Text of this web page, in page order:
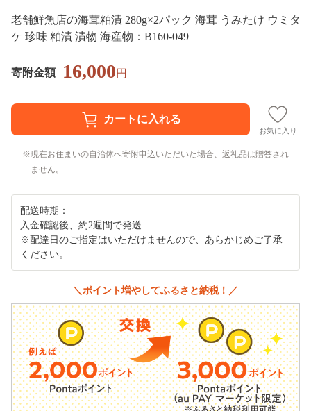
老舗鮮魚店の海茸粕漬 280g×2パック 海茸 うみたけ ウミタ
ケ 珍味 粕漬 漬物 海産物：B160-049
寄附金額 16,000円
お気に入り
現在お住まいの自治体へ寄附申込いただいた場合、返礼品は贈答され
ません。
配送時期：
入金確認後、約2週間で発送
※配達日のご指定はいただけませんので、あらかじめご了承
ください。
＼ポイント増やしてふるさと納税！／